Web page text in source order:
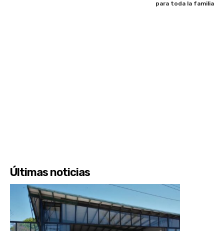
para toda la familia
Últimas noticias